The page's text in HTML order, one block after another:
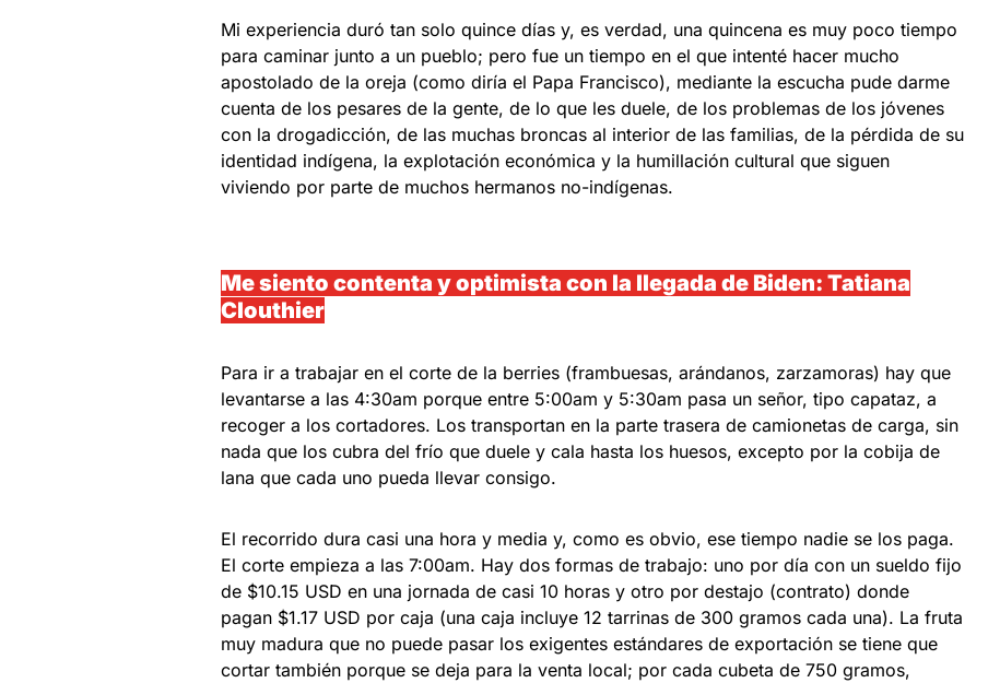
Mi experiencia duró tan solo quince días y, es verdad, una quincena es muy poco tiempo
para caminar junto a un pueblo; pero fue un tiempo en el que intenté hacer mucho
apostolado de la oreja (como diría el Papa Francisco), mediante la escucha pude darme
cuenta de los pesares de la gente, de lo que les duele, de los problemas de los jóvenes
con la drogadicción, de las muchas broncas al interior de las familias, de la pérdida de su
identidad indígena, la explotación económica y la humillación cultural que siguen
viviendo por parte de muchos hermanos no-indígenas.
Me siento contenta y optimista con la llegada de Biden: Tatiana
Clouthier
Para ir a trabajar en el corte de la berries (frambuesas, arándanos, zarzamoras) hay que
levantarse a las 4:30am porque entre 5:00am y 5:30am pasa un señor, tipo capataz, a
recoger a los cortadores. Los transportan en la parte trasera de camionetas de carga, sin
nada que los cubra del frío que duele y cala hasta los huesos, excepto por la cobija de
lana que cada uno pueda llevar consigo.
El recorrido dura casi una hora y media y, como es obvio, ese tiempo nadie se los paga.
El corte empieza a las 7:00am. Hay dos formas de trabajo: uno por día con un sueldo fijo
de $10.15 USD en una jornada de casi 10 horas y otro por destajo (contrato) donde
pagan $1.17 USD por caja (una caja incluye 12 tarrinas de 300 gramos cada una). La fruta
muy madura que no puede pasar los exigentes estándares de exportación se tiene que
cortar también porque se deja para la venta local; por cada cubeta de 750 gramos,